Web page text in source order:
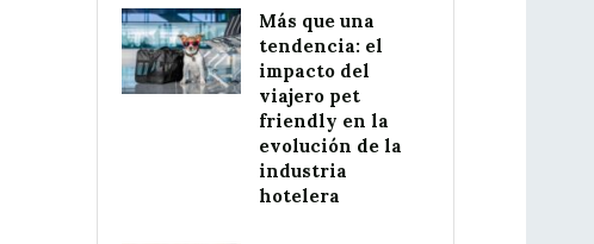
Más que una
tendencia: el
impacto del
viajero pet
friendly en la
evolución de la
industria
hotelera